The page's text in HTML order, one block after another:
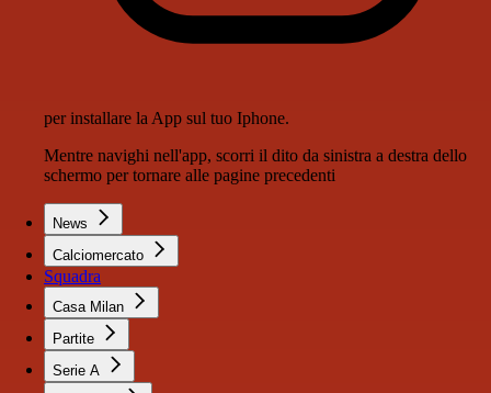
per installare la App sul tuo Iphone.
Mentre navighi nell'app, scorri il dito da sinistra a destra dello
schermo per tornare alle pagine precedenti
News
Calciomercato
Squadra
Casa Milan
Partite
Serie A